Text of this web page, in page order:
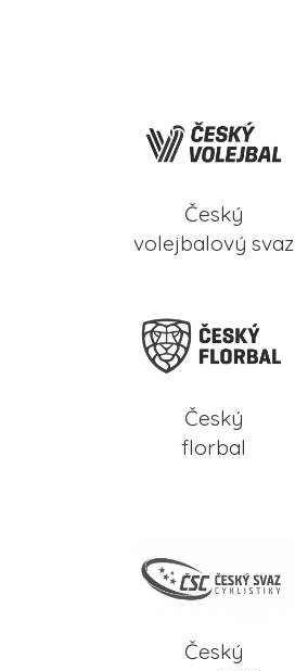
Český
volejbalový svaz
Český
florbal
Český